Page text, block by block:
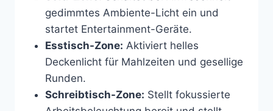
gedimmtes Ambiente-Licht ein und
startet Entertainment-Geräte.
Esstisch-Zone: Aktiviert helles
Deckenlicht für Mahlzeiten und gesellige
Runden.
Schreibtisch-Zone: Stellt fokussierte